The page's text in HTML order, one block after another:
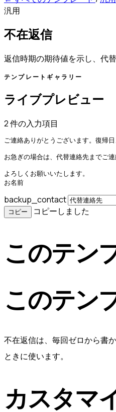
汎用
不在返信
返信時期の期待値を示し、代
テンプレートギャラリー
ライブプレビュー
2 件の入力項目
ご連絡ありがとうございます。復帰
お急ぎの場合は、代替連絡先までご連
よろしくお願いいたします。
お名前
backup_contact
コピー コピーしました
このテン
このテン
不在返信は、毎回ゼロから書
ときに使います。
カスタマ